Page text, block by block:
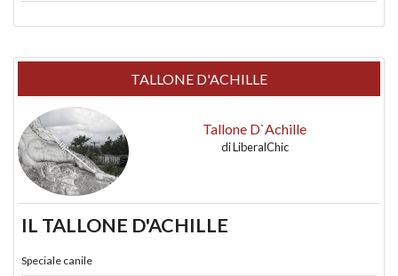
TALLONE D'ACHILLE
Tallone D`Achille
diLiberalChic
IL TALLONE D'ACHILLE
Speciale canile